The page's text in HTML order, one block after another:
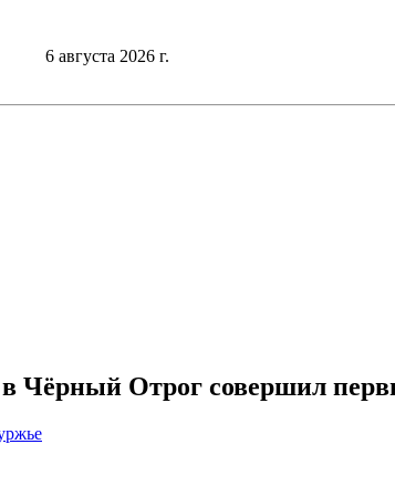
6 августа 2026 г.
в Чёрный Отрог совершил